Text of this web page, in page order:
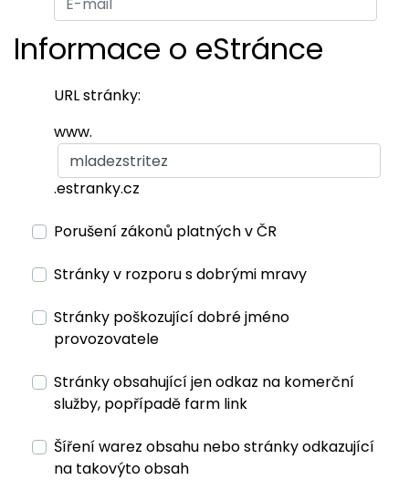
Informace o eStránce
URL stránky:
www.
.estranky.cz
Porušení zákonů platných v ČR
Stránky v rozporu s dobrými mravy
Stránky poškozující dobré jméno
provozovatele
Stránky obsahující jen odkaz na komerční
služby, popřípadě farm link
Šíření warez obsahu nebo stránky odkazující
na takovýto obsah